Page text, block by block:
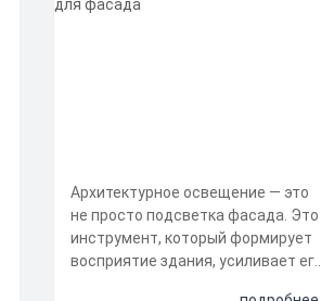
Архитектурное освещение — это
не просто подсветка фасада. Это
инструмент, который формирует
восприятие здания, усиливает его